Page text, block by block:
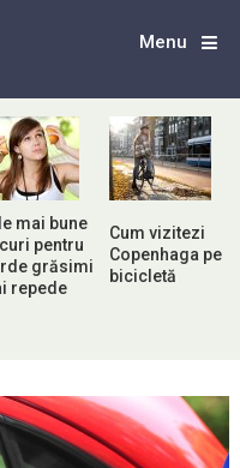
Menu
mai bune
pentru
grăsimi
repede
Cum vizitezi
Copenhaga pe
bicicletă